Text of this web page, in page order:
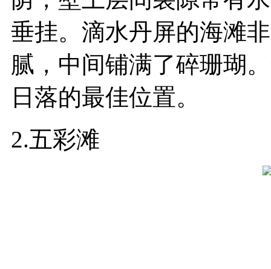
垂挂。滴水丹屏的海滩
腻，中间铺满了碎珊瑚
日落的最佳位置。
2.五彩滩